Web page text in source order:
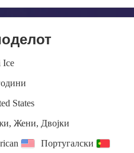
Ice
States
Жени, Двојки
Португалски